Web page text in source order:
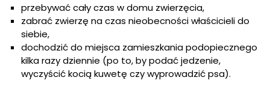
przebywać cały czas w domu zwierzęcia,
zabrać zwierzę na czas nieobecności właścicieli do
siebie,
dochodzić do miejsca zamieszkania podopiecznego
kilka razy dziennie (po to, by podać jedzenie,
wyczyścić kocią kuwetę czy wyprowadzić psa).